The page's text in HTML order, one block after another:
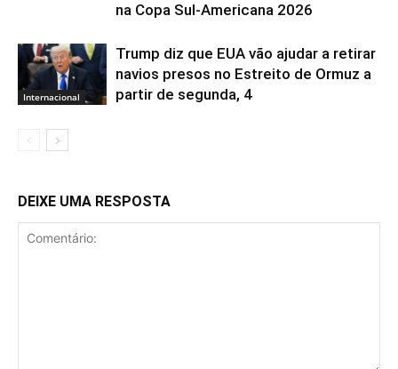
na Copa Sul-Americana 2026
Internacional
Trump diz que EUA vão ajudar a retirar
navios presos no Estreito de Ormuz a
partir de segunda, 4
DEIXE UMA RESPOSTA